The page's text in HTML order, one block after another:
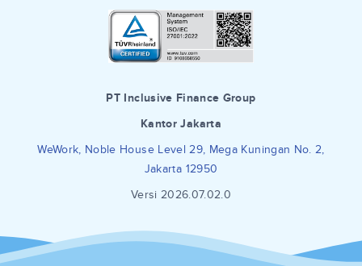
PT Inclusive Finance Group
Kantor Jakarta
WeWork, Noble House Level 29, Mega Kuningan No. 2,
Jakarta 12950
Versi 2026.07.02.0